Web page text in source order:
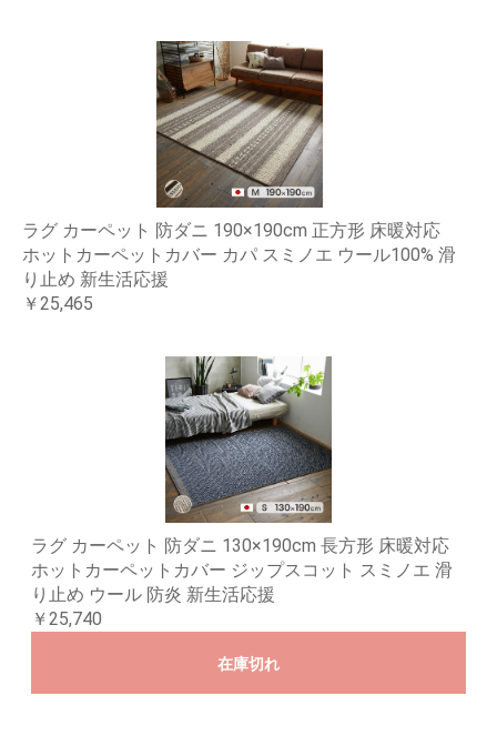
ラグ カーペット 防ダニ 190×190cm 正方形 床暖対応
ホットカーペットカバー カパ スミノエ ウール100% 滑
り止め 新生活応援
￥25,465
ラグ カーペット 防ダニ 130×190cm 長方形 床暖対応
ホットカーペットカバー ジップスコット スミノエ 滑
り止め ウール 防炎 新生活応援
￥25,740
在庫切れ